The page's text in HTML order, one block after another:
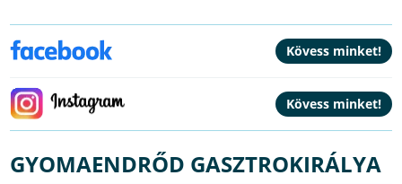
GYOMAENDRŐD GASZTROKIRÁLYA